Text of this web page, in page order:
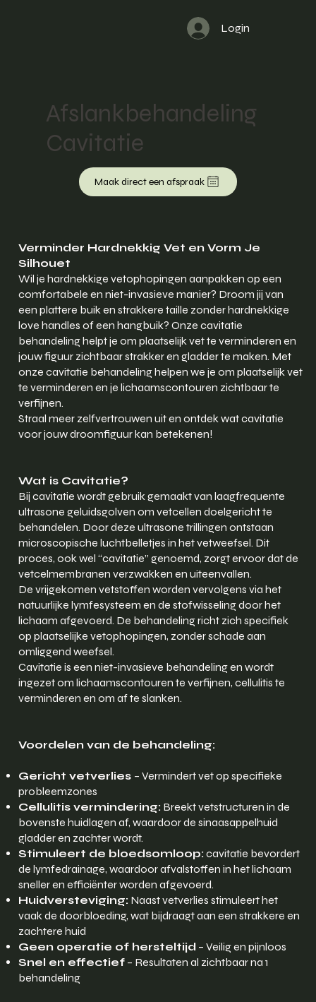
Login
Afslankbehandeling
Cavitatie
Maak direct een afspraak
Verminder Hardnekkig Vet en Vorm Je
Silhouet
Wil je hardnekkige vetophopingen aanpakken op een
comfortabele en niet-invasieve manier? Droom jij van
een plattere buik en strakkere taille zonder hardnekkige
love handles of een hangbuik? Onze cavitatie
behandeling helpt je om plaatselijk vet te verminderen en
jouw figuur zichtbaar strakker en gladder te maken. Met
onze cavitatie behandeling helpen we je om plaatselijk vet
te verminderen en je lichaamscontouren zichtbaar te
verfijnen.
Straal meer zelfvertrouwen uit en ontdek wat cavitatie
voor jouw droomfiguur kan betekenen!
Wat is Cavitatie?
Bij cavitatie wordt gebruik gemaakt van laagfrequente
ultrasone geluidsgolven om vetcellen doelgericht te
behandelen. Door deze ultrasone trillingen ontstaan
microscopische luchtbelletjes in het vetweefsel. Dit
proces, ook wel “cavitatie” genoemd, zorgt ervoor dat de
vetcelmembranen verzwakken en uiteenvallen.
De vrijgekomen vetstoffen worden vervolgens via het
natuurlijke lymfesysteem en de stofwisseling door het
lichaam afgevoerd. De behandeling richt zich specifiek
op plaatselijke vetophopingen, zonder schade aan
omliggend weefsel.
Cavitatie is een niet-invasieve behandeling en wordt
ingezet om lichaamscontouren te verfijnen, cellulitis te
verminderen en om af te slanken.
Voordelen van de behandeling:
Gericht vetverlies – Vermindert vet op specifieke
probleemzones
Cellulitis vermindering: Breekt vetstructuren in de
bovenste huidlagen af, waardoor de sinaasappelhuid
gladder en zachter wordt.
Stimuleert de bloedsomloop:cavitatie bevordert
de lymfedrainage, waardoor afvalstoffen in het lichaam
sneller en efficiënter worden afgevoerd.
Huidversteviging: Naast vetverlies stimuleert het
vaak de doorbloeding, wat bijdraagt aan een strakkere en
zachtere huid
Geen operatie of hersteltijd – Veilig en pijnloos
Snel en effectief – Resultaten al zichtbaar na 1
behandeling